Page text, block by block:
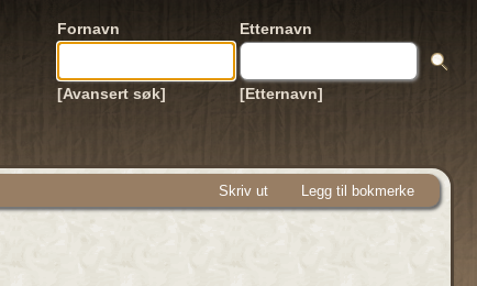
Fornavn Etternavn
[Avansert søk] [Etternavn]
Skriv ut Legg til bokmerke